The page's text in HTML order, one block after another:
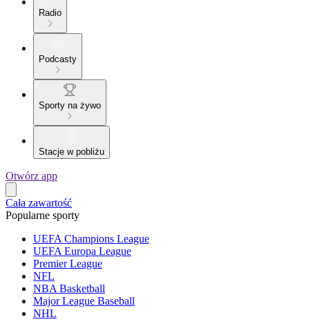
Radio
Podcasty
Sporty na żywo
Stacje w pobliżu
Otwórz app
Cała zawartość
Popularne sporty
UEFA Champions League
UEFA Europa League
Premier League
NFL
NBA Basketball
Major League Baseball
NHL